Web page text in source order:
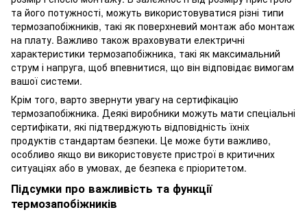
та його потужності, можуть використовуватися різні типи
термозапобіжників, такі як поверхневий монтаж або монтаж
на плату. Важливо також враховувати електричні
характеристики термозапобіжника, такі як максимальний
струм і напруга, щоб впевнитися, що він відповідає вимогам
вашої системи.
Крім того, варто звернути увагу на сертифікацію
термозапобіжника. Деякі виробники можуть мати спеціальні
сертифікати, які підтверджують відповідність їхніх
продуктів стандартам безпеки. Це може бути важливо,
особливо якщо ви використовуєте пристрої в критичних
ситуаціях або в умовах, де безпека є пріоритетом.
Підсумки про важливість та функції
термозапобіжників